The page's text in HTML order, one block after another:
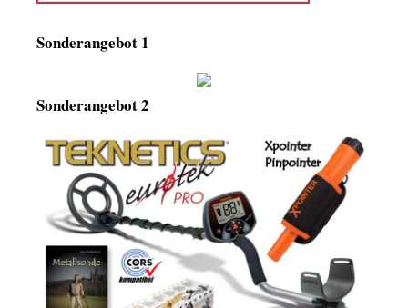
Sonderangebot 1
Sonderangebot 2